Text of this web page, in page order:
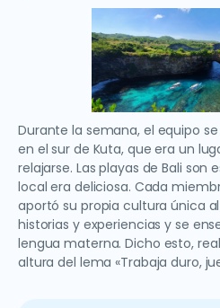
Durante la semana, el equipo
en el sur de Kuta, que era un
relajarse. Las playas de Bali
local era deliciosa. Cada
aportó su propia cultura única
historias y experiencias y se
lengua materna. Dicho esto,
altura del lema «Trabaja duro,